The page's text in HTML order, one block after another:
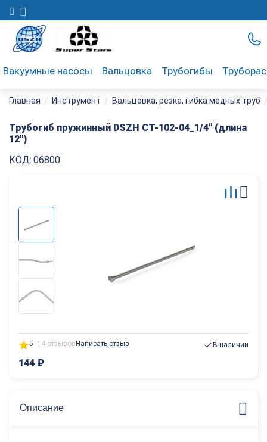
Вакуумные насосы Вальцовка Трубогибы
Главная / Инструмент / Вальцовка, резка, гибка медных труб
Трубогиб пружинный DSZH CT-102-04_1/4" (длина
12")
КОД: 06800
5 14 отзывов Написать отзыв В наличии
144 ₽
Описание